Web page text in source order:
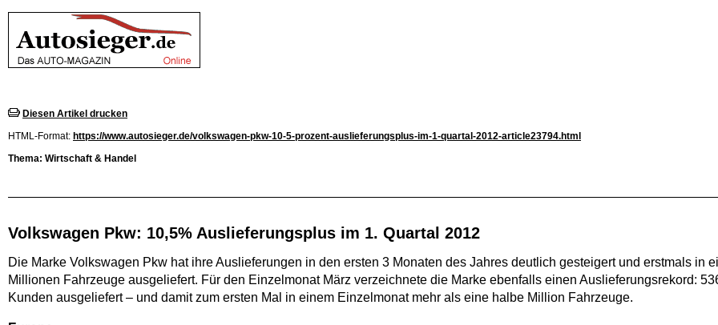
Diesen Artikel drucken
HTML-Format: https://www.autosieger.de/volkswagen-pkw-10-5-prozent-auslieferungsplus-im-1-quartal-2012-article23794.html
Thema: Wirtschaft & Handel
Volkswagen Pkw: 10,5% Auslieferungsplus im 1. Quartal 2012
Die Marke Volkswagen Pkw hat ihre Auslieferungen in den ersten 3 Monaten des Jahres deutlich gesteigert und erstmals in
Millionen Fahrzeuge ausgeliefert. Für den Einzelmonat März verzeichnete die Marke ebenfalls einen Auslieferungsrekord:
Kunden ausgeliefert – und damit zum ersten Mal in einem Einzelmonat mehr als eine halbe Million Fahrzeuge.